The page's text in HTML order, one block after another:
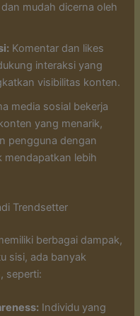
mudah dicerna oleh
Komentar dan likes
interaksi yang
visibilitas konten.
media sosial bekerja
yang menarik,
pengguna dengan
mendapatkan lebih
Trendsetter
berbagai dampak,
sisi, ada banyak
seperti:
Individu yang